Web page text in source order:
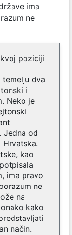
ima
ne
poziciji
temelju dva
i
Neko je
Jedna od
Hrvatska.
kao
ima pravo
ne
na
kako
način.